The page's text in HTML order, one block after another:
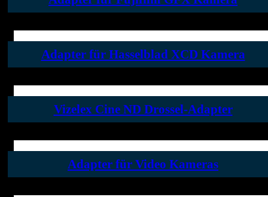
Adapter für Hasselblad XCD Kamera
Vizelex Cine ND Drossel-Adapter
Adapter für Video Kameras